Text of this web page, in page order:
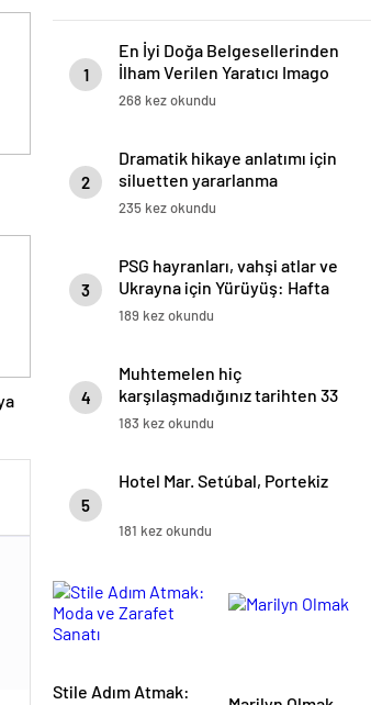
1
En İyi Doğa Belgesellerinden
İlham Verilen Yaratıcı Imago
Koleksiyonları
268 kez okundu
2
Dramatik hikaye anlatımı için
siluetten yararlanma
235 kez okundu
3
PSG hayranları, vahşi atlar ve
Ukrayna için Yürüyüş: Hafta
Sonunun Fotoğrafları
189 kez okundu
4
Muhtemelen hiç
karşılaşmadığınız tarihten 33
görünmeyen anlar –
183 kez okundu
5
Hotel Mar. Setúbal, Portekiz
181 kez okundu
Stile Adım Atmak: